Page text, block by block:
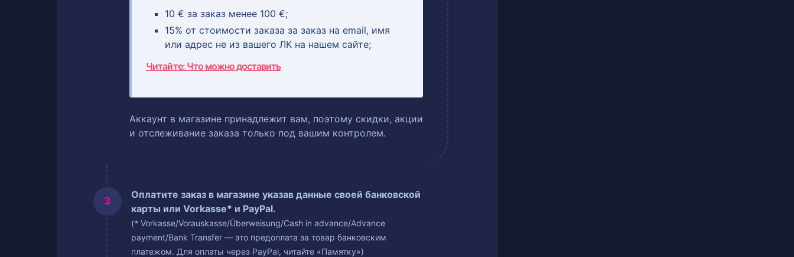
10 € за заказ менее 100 €;
15% от стоимости заказа за заказ на email, имя
или адрес не из вашего ЛК на нашем сайте;
Читайте: Что можно доставить
Аккаунт в магазине принадлежит вам, поэтому скидки, акции
и отслеживание заказа только под вашим контролем.
Оплатите заказ в магазине указав данные своей банковской
карты или Vorkasse* и PayPal.
(* Vorkasse/Vorauskasse/Überweisung/Cash in advance/Advance
payment/Bank Transfer — это предоплата за товар банковским
платежом. Для оплаты через PayPal, читайте «Памятку»)